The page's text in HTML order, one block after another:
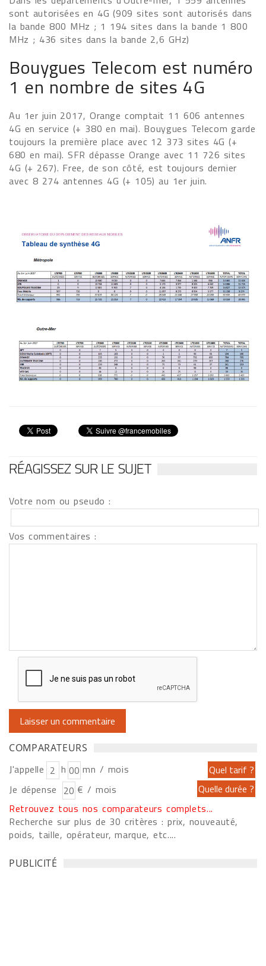
sont autorisées en 4G (909 sites sont autorisés dans
la bande 800 MHz ; 1 194 sites dans la bande 1 800
MHz ; 436 sites dans la bande 2,6 GHz)
Bouygues Telecom est numéro
1 en nombre de sites 4G
Au 1er juin 2017, Orange comptait 11 606 antennes
4G en service (+ 380 en mai). Bouygues Telecom garde
toujours la première place avec 12 373 sites 4G (+
680 en mai). SFR dépasse Orange avec 11 726 sites
4G (+ 267). Free, de son côté, est toujours dernier
avec 8 274 antennes 4G (+ 105) au 1er juin.
RÉAGISSEZ SUR LE SUJET
Votre nom ou pseudo :
Vos commentaires :
COMPARATEURS
J'appelle h
mn / mois
Je dépense
€ / mois
Retrouvez tous nos comparateurs complets...
Recherche sur plus de 30 critères : prix, nouveauté,
poids, taille, opérateur, marque, etc....
PUBLICITÉ